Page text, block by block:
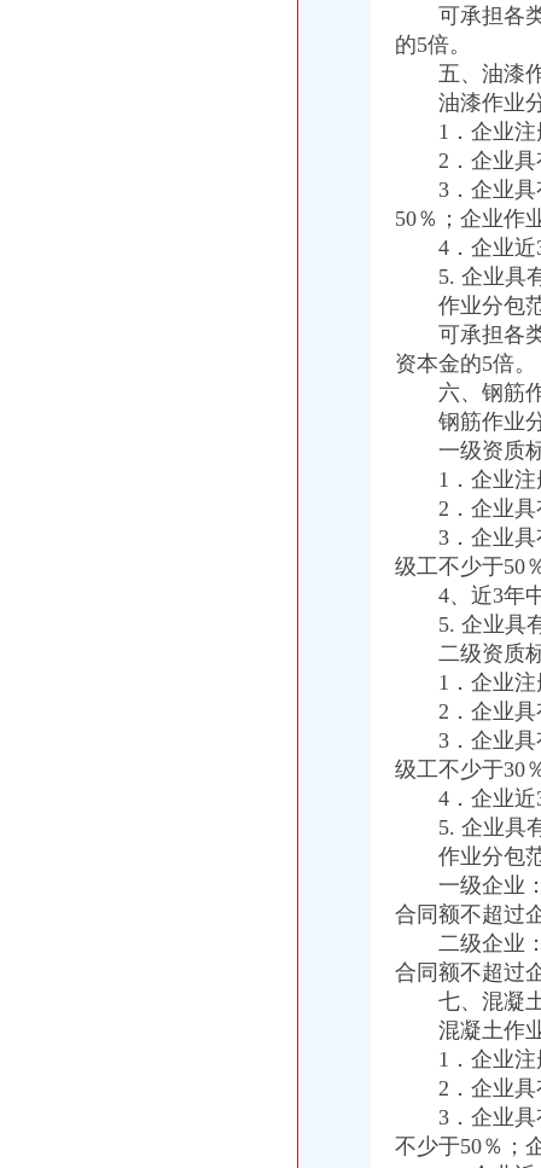
经开区局优化投资环境为“沃尔玛”重庆分公司注销上门办照
陈文渝副局长对江北局转段工作提出“抓住五个实，办好三件事”的分公司营业
市局机关召开“执政为民、服务发展”代理注销分公司学习整改活动讨论交流会
全市分公司营业执照注销工商系统基层建设和人才工作取得显著成绩
市委副书记邢元敏率队到市局调研“执政为民、服务发展”重庆分公司注销学习
市分公司营业执照注销工商局陈文渝副局长到云局检查指导工作
大足县工商局局长杨心健的代办注销分公司调研文章入选《2006中国思想政工
重庆市发展和改革委员会关于撤销《关于重庆福祥化工有限公司己二
原告陈天才诉被告重庆市增福煤业有限公司五一煤矿（已注销）、重庆
[公告]涪陵榨菜：关于注销下属子公司贵州省山盐酸菜有限公司的公
四川九寨沟地震重庆旅游业无损取消3日内订单-滚动-时政频道-中工网
重庆市地方税务局关于取消各种纳税申报表收取工本费的通知|纳税人俱
公司注销_注销公司-【上海注销公司代理服务中心】_专业、诚信
【图】代办北京市公司注销,吊销公司注销,税务疑难注销-北京海淀
广州公司注销流程_广州公司注销费用_广州公司简易注销_广州注销公
赣州代办工商注册,公司注册代理,赣州公司注销流程【今日推荐网-
快捷晋江注销公司,价晋江注销公司营业执照—晋江市—快点8分类
呈贡县代办执照注销的公司|代办有限公司营业执照-代办执照_【公司注
北京公司怎么注销公司注销营业执照注销流程费用-民生广告网
甘南公司注册_甘南内资公司注册_甘南外资公司注册-甘南易登网
正青禾财务,专业的财务外包服务提供业的财务外包服务提供商常年财
重庆市食品品监督管理局永川区分局2017年度《餐饮服务许可证》
三星N719（宽带+手机）电信版手机_三星N719（宽带+手机）怎么样_
可承担各类
的5倍。
五、油漆作
油漆作业分
1．企业注
2．企业具有
3．企业具有
50％；企业作
4．企业近3
5. 企业具有
作业分包
可承担各类
资本金的5倍。
六、钢筋作
钢筋作业分
一级资质
1．企业注
2．企业具有
3．企业具有
级工不少于50
4、近3年中
5. 企业具有
二级资质
1．企业注
2．企业具
3．企业具有
级工不少于30
4．企业近3
5. 企业具有
作业分包
一级企业：
合同额不超过
二级企业：
合同额不超过
七、混凝土
混凝土作业
1．企业注
2．企业具有
3．企业具有
不少于50％；